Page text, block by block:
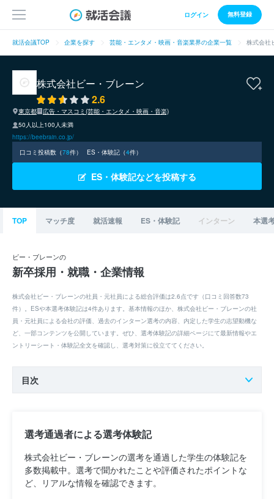
ログイン 無料登録
就活会議TOP 企業を探す 芸能・エンタメ・映画・音楽業界の企業一覧 株式会社
株式会社ビー・ブレーン
2.6
東京都
広告・マスコミ(芸能・エンタメ・映画・音楽)
50人以上100人未満
https://beebrain.co.jp/
口コミ投稿数（78件） ES・体験記（4件）
ES・体験記などを投稿する
TOP マッチ度 就活速報 ES・体験記 インターン 本選
ビー・ブレーンの
新卒採用・就職・企業情報
株式会社ビー・ブレーンの社員・元社員による総合評価は2.6点です（口コミ回答数73
件）。ESや本選考体験記は4件あります。基本情報のほか、株式会社ビー・ブレーンの社
員・元社員による会社の評価、過去のインターン選考の内容、内定した学生の志望動機な
ど、一部コンテンツを公開しています。ぜひ、選考体験記の詳細ページにて最新情報やエ
ントリーシート・体験記全文を確認し、選考対策に役立ててください。
目次
選考通過者による選考体験記
株式会社ビー・ブレーンの選考を通過した学生の体験記を
多数掲載中。選考で聞かれたことや評価されたポイントな
ど、リアルな情報を確認できます。